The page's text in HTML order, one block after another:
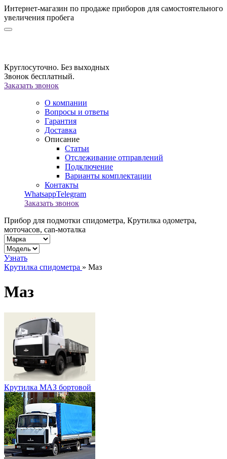
Интернет-магазин по продаже приборов для самостоятельного
увеличения пробега
Круглосуточно. Без выходных
Звонок бесплатный.
Заказать звонок
О компании
Вопросы и ответы
Гарантия
Доставка
Описание
Статьи
Отслеживание отправлений
Подключение
Варианты комплектации
Контакты
WhatsappTelegram
Заказать звонок
Прибор для подмотки спидометра, Крутилка одометра,
моточасов, can-моталка
Узнать
Крутилка спидометра » Маз
Маз
Крутилка МАЗ бортовой